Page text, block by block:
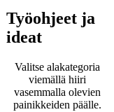
Työohjeet ja
ideat
Valitse alakategoria
viemällä hiiri
vasemmalla olevien
painikkeiden päälle.